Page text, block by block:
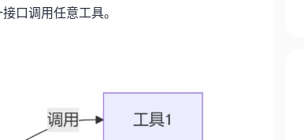
口调用任意工具。